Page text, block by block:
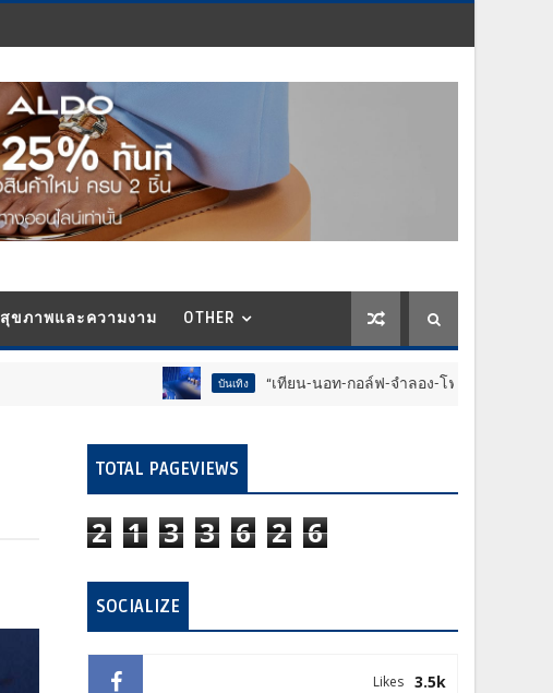
สุขภาพและความงาม OTHER
บันเทิง “เทียน-นอท-กอล์ฟ-จำลอง-โฟล์ค” ร้องจ๊าก!! อุปกรณ์ม่ว
TOTAL PAGEVIEWS
2 1 3 3 6 2 6
SOCIALIZE
3.5k
Likes